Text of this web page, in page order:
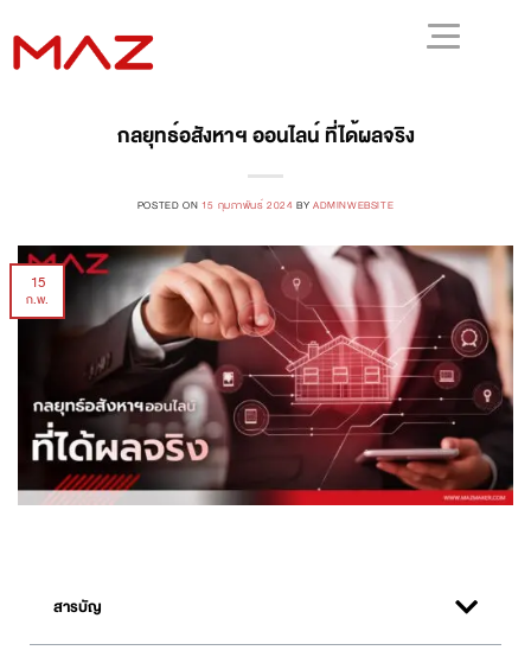
กลยุทธ์อสังหาฯ ออนไลน์ ที่ได้ผลจริง
POSTED ON 15 กุมภาพันธ์ 2024 BYADMINWEBSITE
15
ก.พ.
สารบัญ